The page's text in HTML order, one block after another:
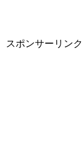
スポンサーリンク